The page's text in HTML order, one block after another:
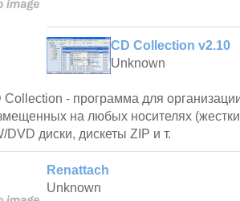
CD Collection v2.10
Unknown
Collection - программа для
на любых носителях
DVD диски, дискеты ZIP и т.
Renattach
Unknown